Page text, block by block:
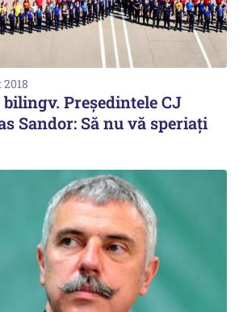
2018
Preşedintele CJ
Sandor: Să nu vă speriaţi